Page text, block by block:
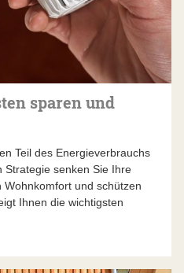
sparen und
Teil des Energieverbrauchs
Strategie senken Sie Ihre
und schützen
Ihnen die wichtigsten